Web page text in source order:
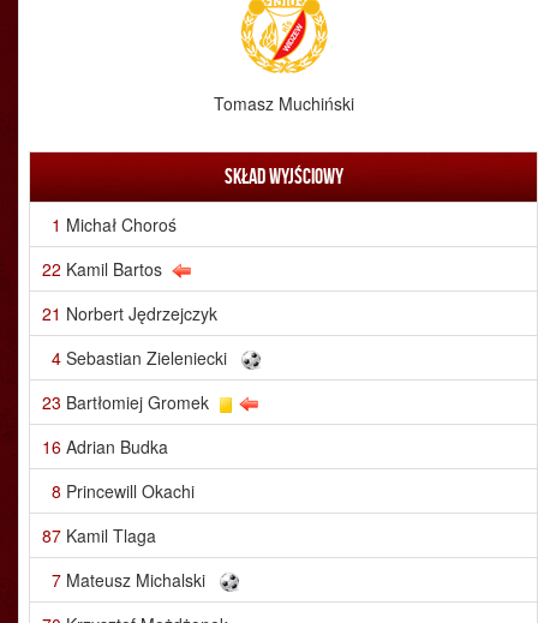
Tomasz Muchiński
Skład wyjściowy
1 Michał Choroś
22 Kamil Bartos
21 Norbert Jędrzejczyk
4 Sebastian Zieleniecki
23 Bartłomiej Gromek
16 Adrian Budka
8 Princewill Okachi
87 Kamil Tlaga
7 Mateusz Michalski